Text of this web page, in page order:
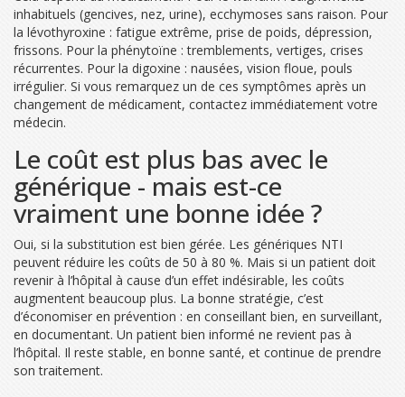
inhabituels (gencives, nez, urine), ecchymoses sans raison. Pour
la lévothyroxine : fatigue extrême, prise de poids, dépression,
frissons. Pour la phénytoïne : tremblements, vertiges, crises
récurrentes. Pour la digoxine : nausées, vision floue, pouls
irrégulier. Si vous remarquez un de ces symptômes après un
changement de médicament, contactez immédiatement votre
médecin.
Le coût est plus bas avec le
générique - mais est-ce
vraiment une bonne idée ?
Oui, si la substitution est bien gérée. Les génériques NTI
peuvent réduire les coûts de 50 à 80 %. Mais si un patient doit
revenir à l’hôpital à cause d’un effet indésirable, les coûts
augmentent beaucoup plus. La bonne stratégie, c’est
d’économiser en prévention : en conseillant bien, en surveillant,
en documentant. Un patient bien informé ne revient pas à
l’hôpital. Il reste stable, en bonne santé, et continue de prendre
son traitement.